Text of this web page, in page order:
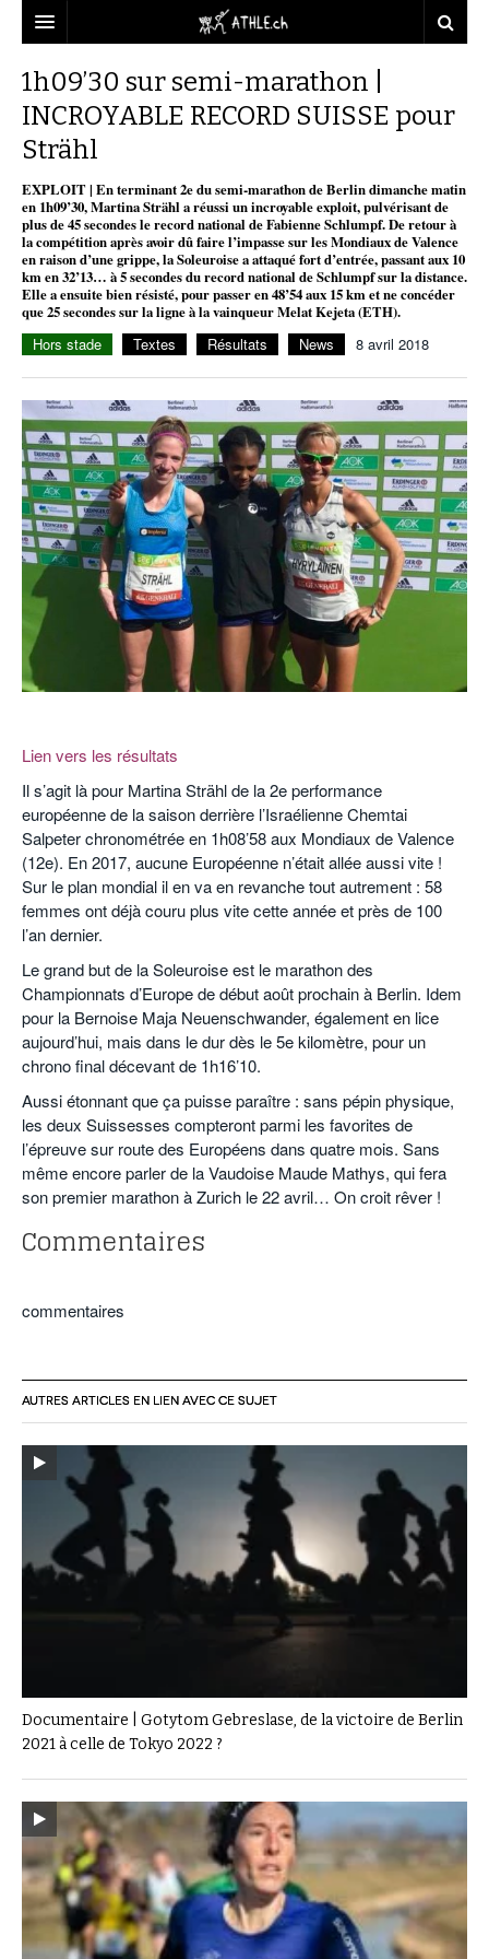
DOSSIERS
CHRONIQUES
TOUT
MICHEL HERREN
REPORTAGES
DOPAGE
GALERIES
STATISTIQUES
STATISTIQUES
MINIMA
PARTENAIRES
CNP
PARTENAIRES
CLUBS PARTENAIRES
FÉDÉRATION
TOUS SUPPORTERS D’ATHLE.CH !
PUBLICITÉ
VIDEOS
ATHLE.CH
CLUB D’ATHLÉTISME
TOUS SUPPORTERS D’ATHLE.CH !
CHARTE ÉDITORIALE
NOUS CONTACTER
POURQUOI ATHLE.CH ?
ATHLE.CH RÉGIONS
CNP LAUSANNE/AIGLE
ATHLE.CH RÉGIONS | GENÈVE
ATHLE.CH RÉGIONS | JURA
ATHLE.CH RÉGIONS | VAUD
ATHLE.CH VINTAGE
TIMELINE
BIOGRAPHIES
HIGHLIGHTS
LIVRES
1h09’30 sur semi-marathon |
INCROYABLE RECORD SUISSE pour
Strähl
EXPLOIT | En terminant 2e du semi-marathon de Berlin dimanche matin
en 1h09’30, Martina Strähl a réussi un incroyable exploit, pulvérisant de
plus de 45 secondes le record national de Fabienne Schlumpf. De retour à
la compétition après avoir dû faire l’impasse sur les Mondiaux de Valence
en raison d’une grippe, la Soleuroise a attaqué fort d’entrée, passant aux 10
km en 32’13… à 5 secondes du record national de Schlumpf sur la distance.
Elle a ensuite bien résisté, pour passer en 48’54 aux 15 km et ne concéder
que 25 secondes sur la ligne à la vainqueur Melat Kejeta (ETH).
Hors stade Textes Résultats News 8 avril 2018
Lien vers les résultats
Il s’agit là pour Martina Strähl de la 2e performance
européenne de la saison derrière l’Israélienne Chemtai
Salpeter chronométrée en 1h08’58 aux Mondiaux de Valence
(12e). En 2017, aucune Européenne n’était allée aussi vite !
Sur le plan mondial il en va en revanche tout autrement : 58
femmes ont déjà couru plus vite cette année et près de 100
l’an dernier.
Le grand but de la Soleuroise est le marathon des
Championnats d’Europe de début août prochain à Berlin. Idem
pour la Bernoise Maja Neuenschwander, également en lice
aujourd’hui, mais dans le dur dès le 5e kilomètre, pour un
chrono final décevant de 1h16’10.
Aussi étonnant que ça puisse paraître : sans pépin physique,
les deux Suissesses compteront parmi les favorites de
l’épreuve sur route des Européens dans quatre mois. Sans
même encore parler de la Vaudoise Maude Mathys, qui fera
son premier marathon à Zurich le 22 avril… On croit rêver !
Commentaires
commentaires
AUTRES ARTICLES EN LIEN AVEC CE SUJET
Documentaire | Gotytom Gebreslase, de la victoire de Berlin
2021 à celle de Tokyo 2022 ?